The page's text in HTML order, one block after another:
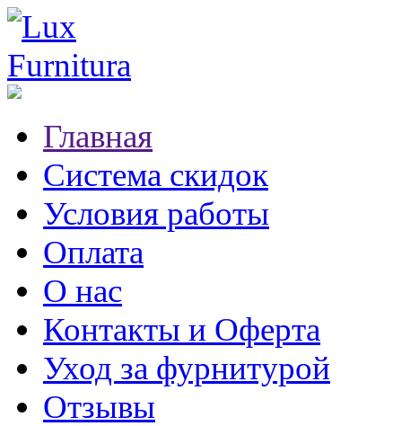
Главная
Система скидок
Условия работы
Оплата
О нас
Контакты и Оферта
Уход за фурнитурой
Отзывы